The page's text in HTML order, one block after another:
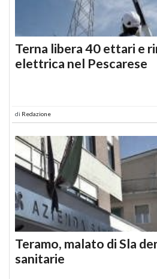
Terna libera 40 ettari e
elettrica nel Pescarese
di Redazione
Teramo, malato di Sla
sanitarie